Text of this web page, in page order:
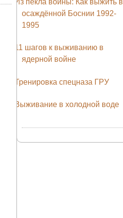
Из пекла войны: Как выжить в
осаждённой Боснии 1992-
1995
11 шагов к выживанию в
ядерной войне
Тренировка спецназа ГРУ
Выживание в холодной воде